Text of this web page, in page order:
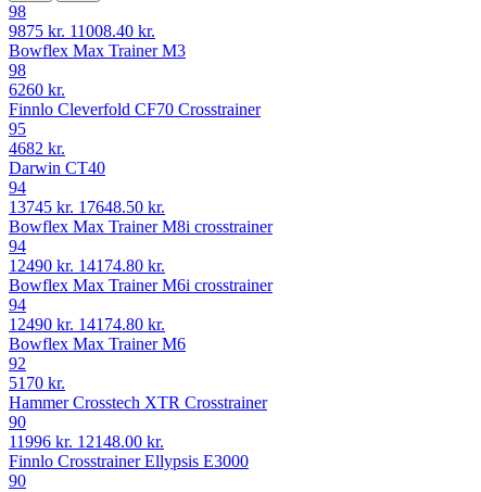
98
9875 kr. 11008.40 kr.
Bowflex Max Trainer M3
98
6260 kr.
Finnlo Cleverfold CF70 Crosstrainer
95
4682 kr.
Darwin CT40
94
13745 kr. 17648.50 kr.
Bowflex Max Trainer M8i crosstrainer
94
12490 kr. 14174.80 kr.
Bowflex Max Trainer M6i crosstrainer
94
12490 kr. 14174.80 kr.
Bowflex Max Trainer M6
92
5170 kr.
Hammer Crosstech XTR Crosstrainer
90
11996 kr. 12148.00 kr.
Finnlo Crosstrainer Ellypsis E3000
90